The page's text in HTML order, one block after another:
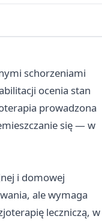
schorzeniami
ocenia stan
prowadzona
się — w
i domowej
ale wymaga
leczniczą, w